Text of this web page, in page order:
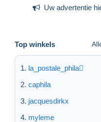
Uw advertentie
Top winkels
la_postale_phila
caphila
jacquesdirkx
myleme